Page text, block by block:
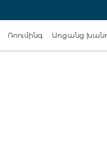
Ռոումինգ Առցանց